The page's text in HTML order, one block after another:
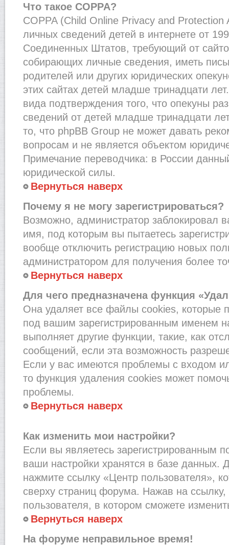
Что такое COPPA?
COPPA (Child Online Privacy and Protection
личных сведений детей в интернете от
Соединенных Штатов, требующий от
собирающих личные сведения, иметь
родителей или других юридических
этих сайтах детей младше тринадцати
вида подтверждения того, что опекуны
сведений от детей младше тринадцати
то, что phpBB Group не может давать
вопросам и не является объектом
Примечание переводчика: в России
юридической силы.
Вернуться наверх
Почему я не могу зарегистрироваться?
Возможно, администратор заблокировал
имя, под которым вы пытаетесь
вообще отключить регистрацию новых
администратором для получения более
Вернуться наверх
Для чего предназначена функция
Она удаляет все файлы cookies, которые
под вашим зарегистрированным именем
выполняет другие функции, такие, как
сообщений, если эта возможность
Если у вас имеются проблемы с входом
то функция удаления cookies может
проблемы.
Вернуться наверх
Как изменить мои настройки?
Если вы являетесь зарегистрированным
ваши настройки хранятся в базе данных.
нажмите ссылку «Центр пользователя»,
сверху страниц форума. Нажав на
пользователя, в котором сможете
Вернуться наверх
На форуме неправильное время!